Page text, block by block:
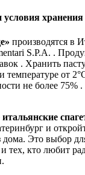
условия хранения
производятся в
S.P.A. .
. Хранить
температуре от
не более 75%
и
Это выбор
тех, кто любит